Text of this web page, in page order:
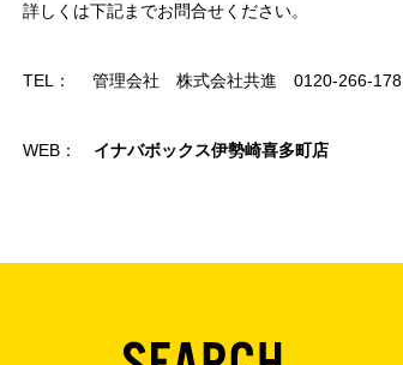
詳しくは下記までお問合せください。
TEL： 管理会社 株式会社共進 0120-266-178
WEB： イナバボックス伊勢崎喜多町店